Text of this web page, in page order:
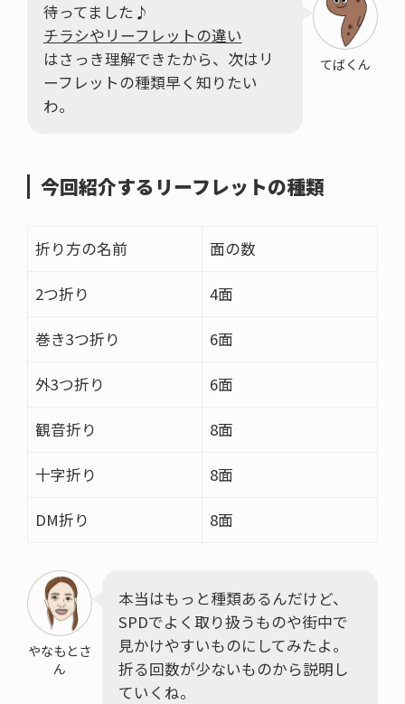
待ってました♪
チラシやリーフレットの違い
はさっき理解できたから、次はリ
ーフレットの種類早く知りたい
わ。
てばくん
今回紹介するリーフレットの種類
折り方の名前 面の数
2つ折り 4面
巻き3つ折り 6面
外3つ折り 6面
観音折り 8面
十字折り 8面
DM折り 8面
やなもとさ
ん
本当はもっと種類あるんだけど、
SPDでよく取り扱うものや街中で
見かけやすいものにしてみたよ。
折る回数が少ないものから説明し
ていくね。